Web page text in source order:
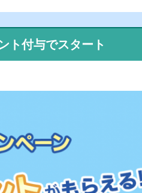
ト付与でスタート